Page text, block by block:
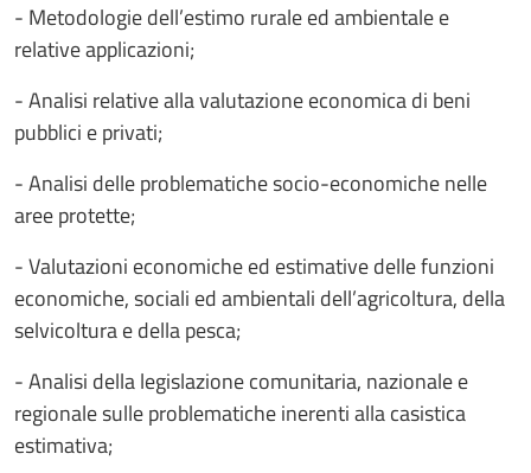
- Metodologie dell’estimo rurale ed ambientale e
relative applicazioni;
- Analisi relative alla valutazione economica di beni
pubblici e privati;
- Analisi delle problematiche socio-economiche nelle
aree protette;
- Valutazioni economiche ed estimative delle funzioni
economiche, sociali ed ambientali dell’agricoltura, della
selvicoltura e della pesca;
- Analisi della legislazione comunitaria, nazionale e
regionale sulle problematiche inerenti alla casistica
estimativa;